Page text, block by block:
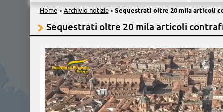
Home> Archivio notizie> Sequestrati oltre 20 mila articoli
Sequestrati oltre 20 mila articoli